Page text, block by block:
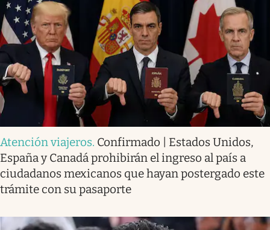
Atención viajeros. Confirmado | Estados Unidos,
España y Canadá prohibirán el ingreso al país a
ciudadanos mexicanos que hayan postergado este
trámite con su pasaporte